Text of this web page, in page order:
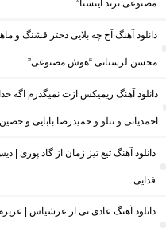
مصنوعی ترند اینستا”
دانلود آهنگ آخ چه بلایی دختر قشنگ و
محسن لرستانی “هوش مصنوعی”
دانلود آهنگ ریمیکس ازت نمیگذرم اگه
احمدیانی و تتلو و حمیدرضا بابایی و
دانلود آهنگ تیغ تیز زمان از گاد پوری |
فدایی
دانلود آهنگ عادی نی از عرشیاس |